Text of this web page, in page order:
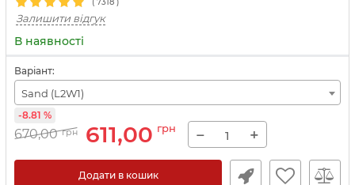
Залишити відгук
В наявності
Варіант:
Sand (L2W1)
670,00 грн 611,00 грн
-8.81 %
− +
Додати в кошик